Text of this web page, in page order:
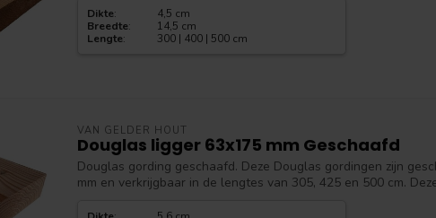
Dikte:
4,5 cm
Breedte:
14,5 cm
Lengte: 300 | 400 | 500 cm
VAN GELDER HOUT
Douglas ligger 63x175 mm Geschaafd
Douglas gording geschaafd. Deze Douglas gordingen zijn
mm en verkrijgbaar in de lengtes van 305, 425 en 500 cm.